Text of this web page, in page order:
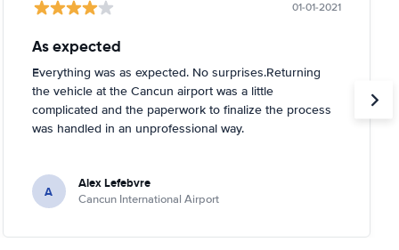
01-01-2021
As expected
Everything was as expected. No surprises.Returning
the vehicle at the Cancun airport was a little
complicated and the paperwork to finalize the process
was handled in an unprofessional way.
A Alex Lefebvre
Cancun International Airport